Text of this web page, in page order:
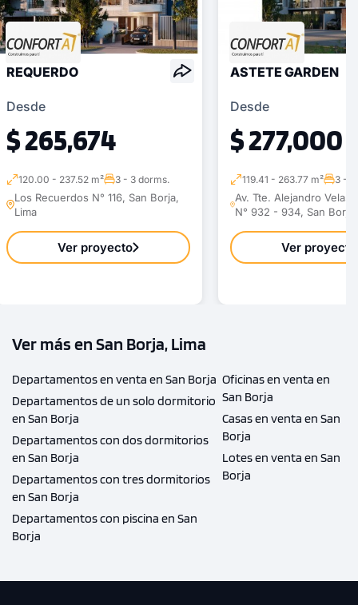
REQUERDO
Desde
$ 265,674
120.00 - 237.52 m² 3 - 3 dorms.
Los Recuerdos N° 116, San Borja,
Lima
Ver proyecto
ASTETE GARDEN
Desde
$ 277,000
119.41 - 263.77 m² 3 - 3
Av. Tte. Alejandro
N° 932 - 934, San
Ver proyecto
Ver más en San Borja, Lima
Departamentos en venta en San Borja
Departamentos de un solo dormitorio
en San Borja
Departamentos con dos dormitorios
en San Borja
Departamentos con tres dormitorios
en San Borja
Departamentos con piscina en San
Borja
Oficinas en venta en
San Borja
Casas en venta en San
Borja
Lotes en venta en San
Borja